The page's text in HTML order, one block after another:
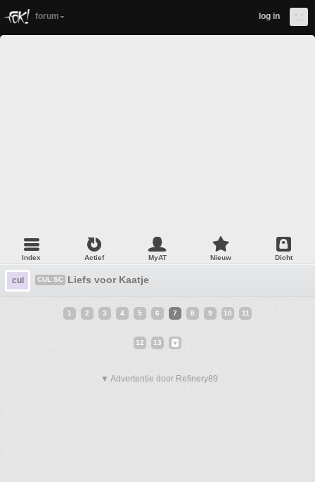
forum log in
Index Actief MyAT Nieuw Dicht
cul CUL SC Liefs voor Kaatje
1 2 3 4 5 6 7 8 9 10 11
12 13
▼ Advertentie door Refinery89